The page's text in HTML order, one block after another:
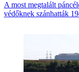
A most megtalált
védőknek szánhatták